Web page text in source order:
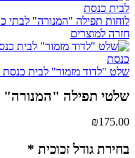
לוחות תפילה "המנורה" לבתי
חזרה למוצרים
שלט "לדוד מזמור" לבית כנסת
שלטי תפילה "המנורה"
₪175.00
בחירת גודל זכוכית *